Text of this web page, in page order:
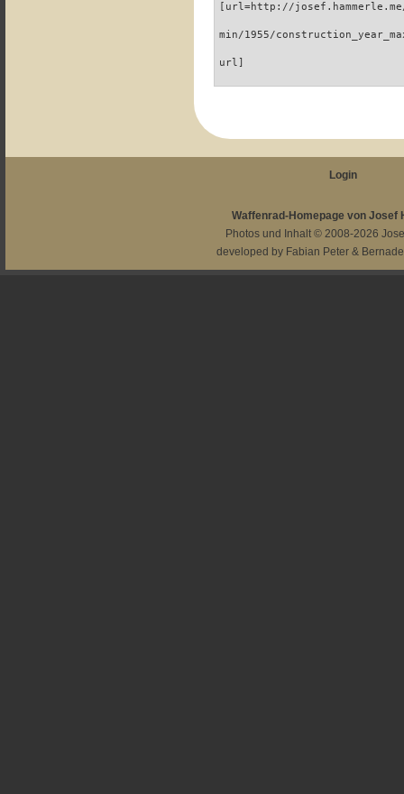
[url=http://
min/1955/
url]
Login
Waffenrad-Homepage von Josef
Photos und Inhalt © 2008-2026
developed by Fabian Peter &